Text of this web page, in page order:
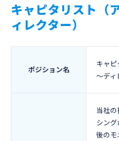
キャピタリスト（
ィレクター）
ポジション名
キャ
～ディ
当社
シン
後のモ